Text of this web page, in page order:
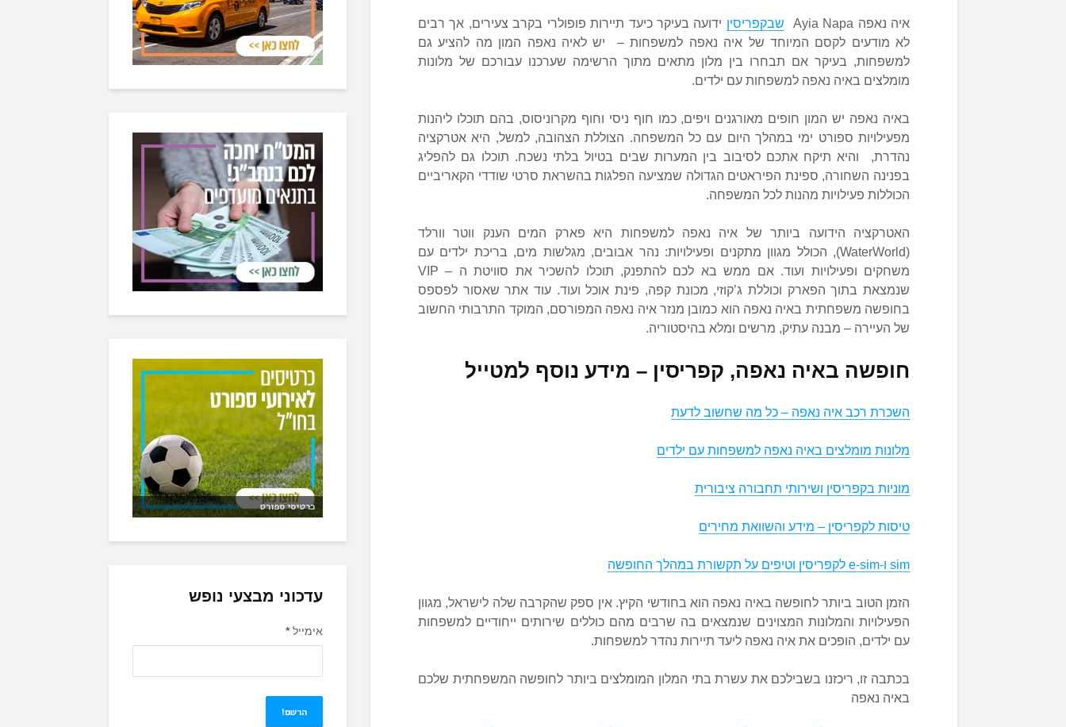
איה נאפה Ayia Napa שבקפריסין ידועה בעיקר כיעד תיירות פופולרי בקרב צעירים, אך רבים
לא מודעים לקסם המיוחד של איה נאפה למשפחות – יש לאיה נאפה המון מה להציע גם
למשפחות, בעיקר אם תבחרו בין מלון מתאים מתוך הרשימה שערכנו עבורכם של מלונות
מומלצים באיה נאפה למשפחות עם ילדים.
באיה נאפה יש המון חופים מאורגנים ויפים, כמו חוף ניסי וחוף מקרוניסוס, בהם תוכלו ליהנות
מפעילויות ספורט ימי במהלך היום עם כל המשפחה. הצוללת הצהובה, למשל, היא אטרקציה
נהדרת, והיא תיקח אתכם לסיבוב בין המערות שבים בטיול בלתי נשכח. תוכלו גם להפליג
בפנינה השחורה, ספינת הפיראטים הגדולה שמציעה הפלגות בהשראת סרטי שודדי הקאריביים
הכוללות פעילויות מהנות לכל המשפחה.
האטרקציה הידועה ביותר של איה נאפה למשפחות היא פארק המים הענק ווטר וורלד
(WaterWorld), הכולל מגוון מתקנים ופעילויות: נהר אבובים, מגלשות מים, בריכת ילדים עם
משחקים ופעילויות ועוד. אם ממש בא לכם להתפנק, תוכלו להשכיר את סוויטת ה – VIP
שנמצאת בתוך הפארק וכוללת ג’קוזי, מכונת קפה, פינת אוכל ועוד. עוד אתר שאסור לפספס
בחופשה משפחתית באיה נאפה הוא כמובן מנזר איה נאפה המפורסם, המוקד התרבותי החשוב
של העיירה – מבנה עתיק, מרשים ומלא בהיסטוריה.
חופשה באיה נאפה, קפריסין – מידע נוסף למטייל
השכרת רכב איה נאפה – כל מה שחשוב לדעת
מלונות מומלצים באיה נאפה למשפחות עם ילדים
מוניות בקפריסין ושירותי תחבורה ציבורית
טיסות לקפריסין – מידע והשוואת מחירים
sim ו-e-sim לקפריסין וטיפים על תקשורת במהלך החופשה
הזמן הטוב ביותר לחופשה באיה נאפה הוא בחודשי הקיץ. אין ספק שהקרבה שלה לישראל, מגוון
הפעילויות והמלונות המצוינים שנמצאים בה שרבים מהם כוללים שירותים ייחודיים למשפחות
עם ילדים, הופכים את איה נאפה ליעד תיירות נהדר למשפחות.
בכתבה זו, ריכזנו בשבילכם את עשרת בתי המלון המומלצים ביותר לחופשה המשפחתית שלכם
באיה נאפה
כרטיסי ספורט
עדכוני מבצעי נופש
אימייל*